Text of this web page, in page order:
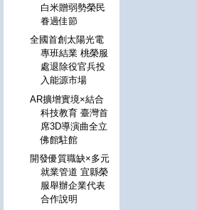
白米贈弱勢榮民
眷過佳節
全國首創太陽光電
專班結業 桃榮服
處退除役官兵投
入能源市場
AR擴增實境×結合
科技教育 臺灣首
席3D導演曲全立
佛館駐館
開發優質職缺×多元
就業管道 宜縣榮
服舉辦企業代表
合作說明